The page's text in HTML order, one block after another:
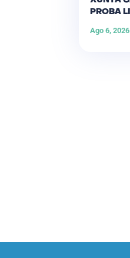
PROBA
Ago 6, 2026